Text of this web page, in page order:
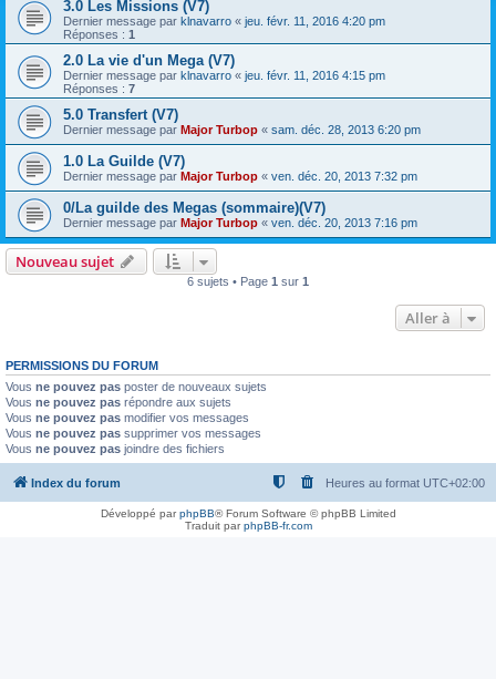
3.0 Les Missions (V7)
Dernier message par klnavarro « jeu. févr. 11, 2016 4:20 pm
Réponses : 1
2.0 La vie d'un Mega (V7)
Dernier message par klnavarro « jeu. févr. 11, 2016 4:15 pm
Réponses : 7
5.0 Transfert (V7)
Dernier message par Major Turbop « sam. déc. 28, 2013 6:20 pm
1.0 La Guilde (V7)
Dernier message par Major Turbop « ven. déc. 20, 2013 7:32 pm
0/La guilde des Megas (sommaire)(V7)
Dernier message par Major Turbop « ven. déc. 20, 2013 7:16 pm
Nouveau sujet
6 sujets • Page 1 sur 1
Aller à
PERMISSIONS DU FORUM
Vous ne pouvez pas poster de nouveaux sujets
Vous ne pouvez pas répondre aux sujets
Vous ne pouvez pas modifier vos messages
Vous ne pouvez pas supprimer vos messages
Vous ne pouvez pas joindre des fichiers
Index du forum Heures au format UTC+02:00
Développé parphpBB® Forum Software © phpBB Limited
Traduit parphpBB-fr.com